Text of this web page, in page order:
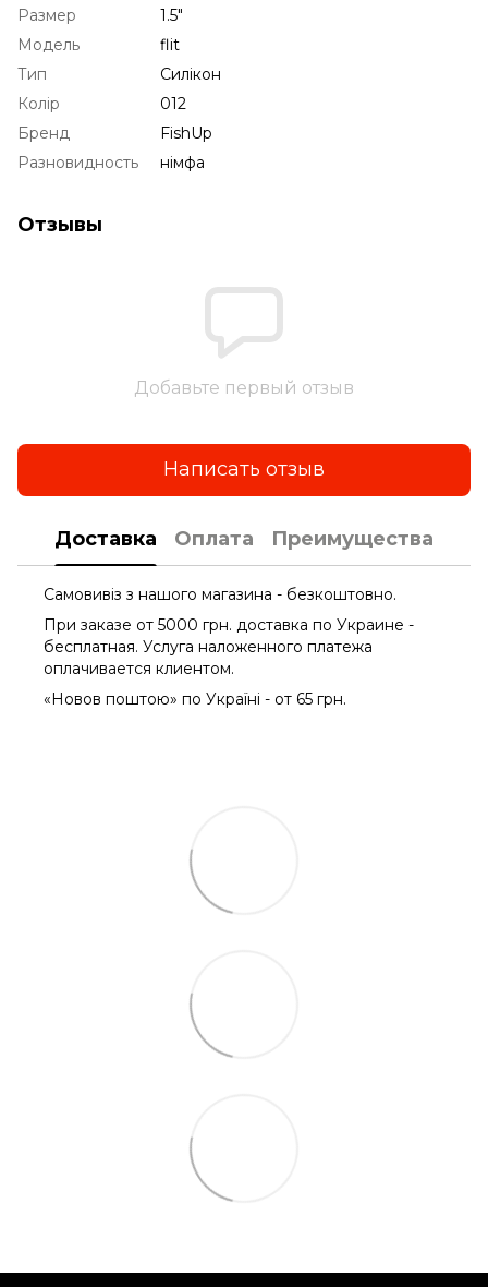
Размер
1.5"
Модель
flit
Тип
Силікон
Колір
012
Бренд
FishUp
Разновидность
німфа
Отзывы
Добавьте первый отзыв
Написать отзыв
Доставка Оплата Преимущества
Самовивіз з нашого магазина - безкоштовно.
При заказе от 5000 грн. доставка по Украине -
бесплатная. Услуга наложенного платежа
оплачиваетcя клиентом.
«Новов поштою» по Україні - от 65 грн.